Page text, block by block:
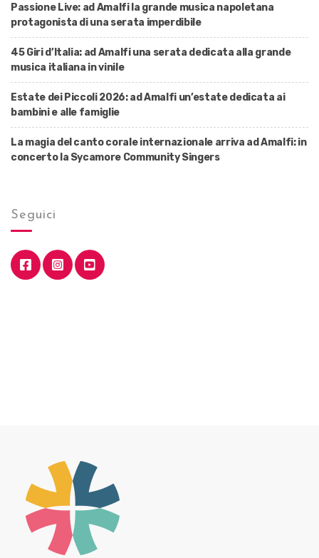
Passione Live: ad Amalfi la grande musica napoletana
protagonista di una serata imperdibile
45 Giri d’Italia: ad Amalfi una serata dedicata alla grande
musica italiana in vinile
Estate dei Piccoli 2026: ad Amalfi un’estate dedicata ai
bambini e alle famiglie
La magia del canto corale internazionale arriva ad Amalfi: in
concerto la Sycamore Community Singers
Seguici